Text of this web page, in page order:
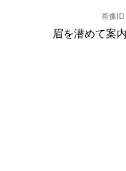
画像
眉を潜めて案